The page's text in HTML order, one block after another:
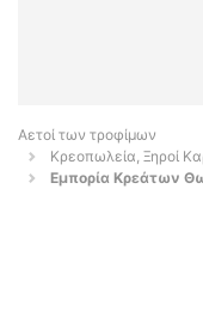
Αετοί των τροφίμων
Κρεοπωλεία, Ξηροί
Εμπορία Κρεάτων